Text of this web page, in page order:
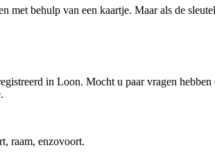
met behulp van een kaartje. Maar als de
in Loon. Mocht u paar vragen
raam, enzovoort.